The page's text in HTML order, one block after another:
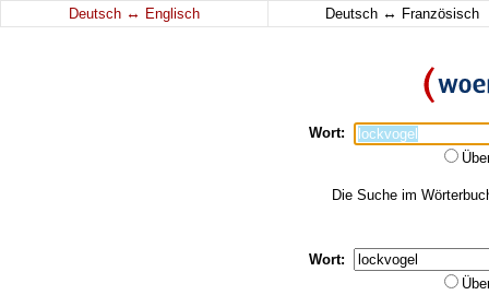
Deutsch ↔ Englisch Deutsch ↔ Französisch
Wort:
Die Suche im
Wort: